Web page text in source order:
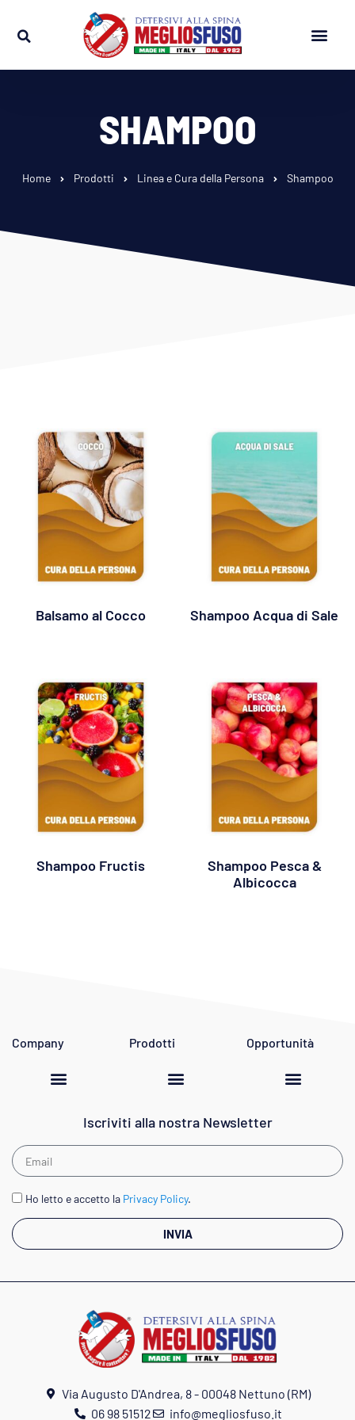
SHAMPOO
Home Prodotti Linea e Cura della Persona Shampoo
Balsamo al Cocco Shampoo Acqua di Sale
Shampoo Fructis
Shampoo Pesca &
Albicocca
Company Prodotti Opportunità
Iscriviti alla nostra Newsletter
Ho letto e accetto la Privacy Policy.
INVIA
Via Augusto D'Andrea, 8 - 00048 Nettuno (RM)
06 98 51512
info@megliosfuso.it